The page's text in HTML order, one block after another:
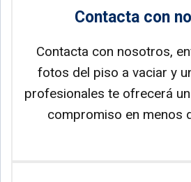
Contacta con
Contacta con nosotros,
fotos del piso a vaciar y
profesionales te ofrecerá
compromiso en menos